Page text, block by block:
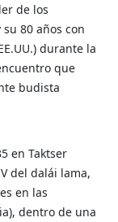
de los
80 años con
durante la
que
budista
en Taktser
del dalái lama,
en las
dentro de una